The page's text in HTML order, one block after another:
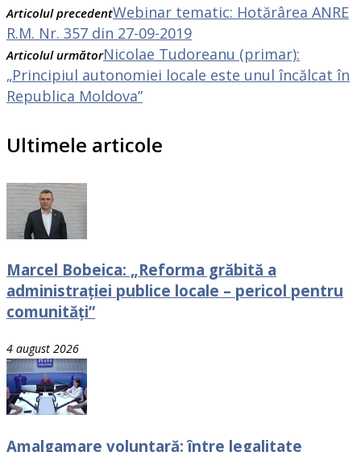
Articolul precedentWebinar tematic: Hotărârea ANRE
R.M. Nr. 357 din 27-09-2019
Articolul următorNicolae Tudoreanu (primar):
„Principiul autonomiei locale este unul încălcat în
Republica Moldova”
Ultimele articole
Marcel Bobeica: „Reforma grăbită a
administrației publice locale – pericol pentru
comunități”
4 august 2026
Amalgamare voluntară: între legalitate